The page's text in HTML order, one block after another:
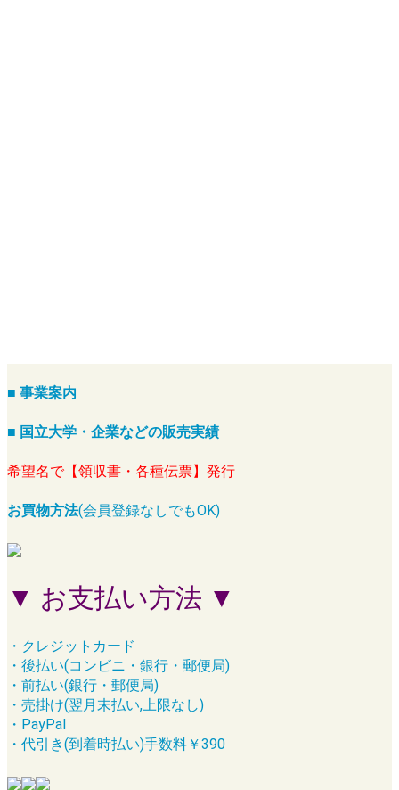
■ 事業案内
■ 国立大学・企業などの販売実績
希望名で【領収書・各種伝票】発行
お買物方法(会員登録なしでもOK)
▼ お支払い方法 ▼
・クレジットカード
・後払い(コンビニ・銀行・郵便局)
・前払い(銀行・郵便局)
・売掛け(翌月末払い,上限なし)
・PayPal
・代引き(到着時払い)手数料￥390